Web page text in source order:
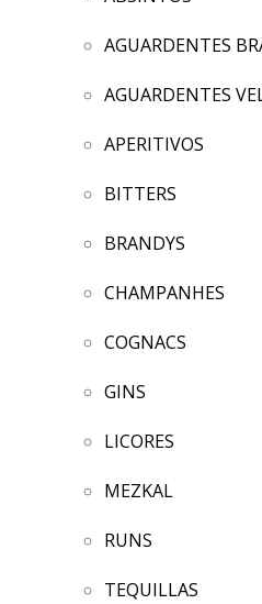
AGUARDENTES
AGUARDENTES
APERITIVOS
BITTERS
BRANDYS
CHAMPANHES
COGNACS
GINS
LICORES
MEZKAL
RUNS
TEQUILLAS